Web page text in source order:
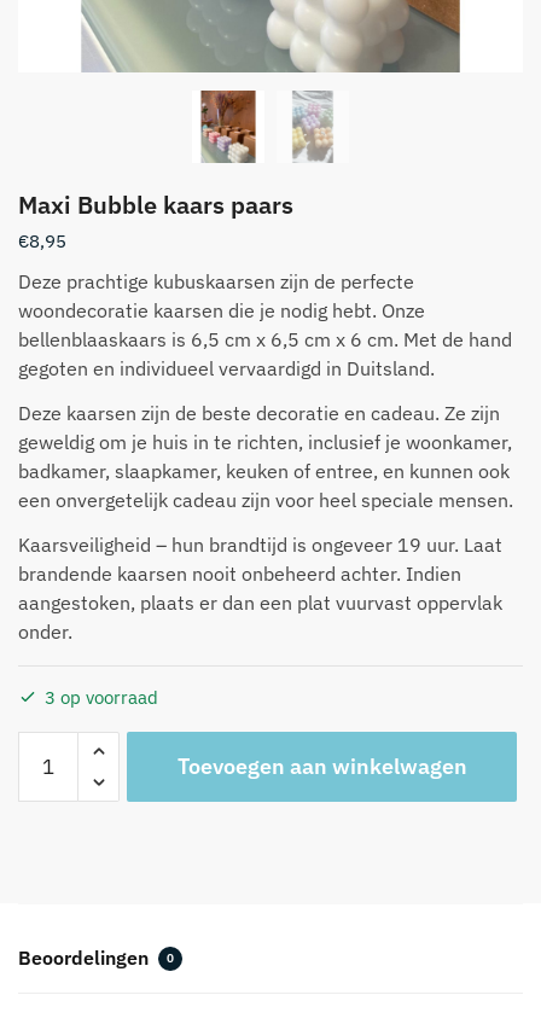
Maxi Bubble kaars paars
€8,95
Deze prachtige kubuskaarsen zijn de perfecte
woondecoratie kaarsen die je nodig hebt. Onze
bellenblaaskaars is 6,5 cm x 6,5 cm x 6 cm. Met de hand
gegoten en individueel vervaardigd in Duitsland.
Deze kaarsen zijn de beste decoratie en cadeau. Ze zijn
geweldig om je huis in te richten, inclusief je woonkamer,
badkamer, slaapkamer, keuken of entree, en kunnen ook
een onvergetelijk cadeau zijn voor heel speciale mensen.
Kaarsveiligheid – hun brandtijd is ongeveer 19 uur. Laat
brandende kaarsen nooit onbeheerd achter. Indien
aangestoken, plaats er dan een plat vuurvast oppervlak
onder.
3 op voorraad
Bubble
kaars
Toevoegen aan winkelwagen
Beoordelingen 0